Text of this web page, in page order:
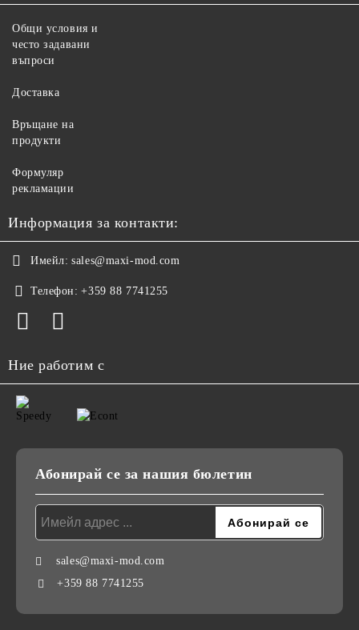
Общи условия и
често задавани
въпроси
Доставка
Връщане на
продукти
Формуляр
рекламации
Информация за контакти:
Имейл: sales@maxi-mod.com
Телефон: +359 88 7741255
Ние работим с
Абонирай се за нашия бюлетин
sales@maxi-mod.com
+359 88 7741255